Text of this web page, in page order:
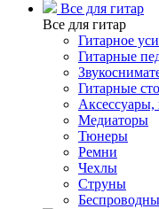
Все для гитар
Все для гитар
Гитарное
Гитарные
Гитарные
Медиаторы
Тюнеры
Ремни
Чехлы
Струны